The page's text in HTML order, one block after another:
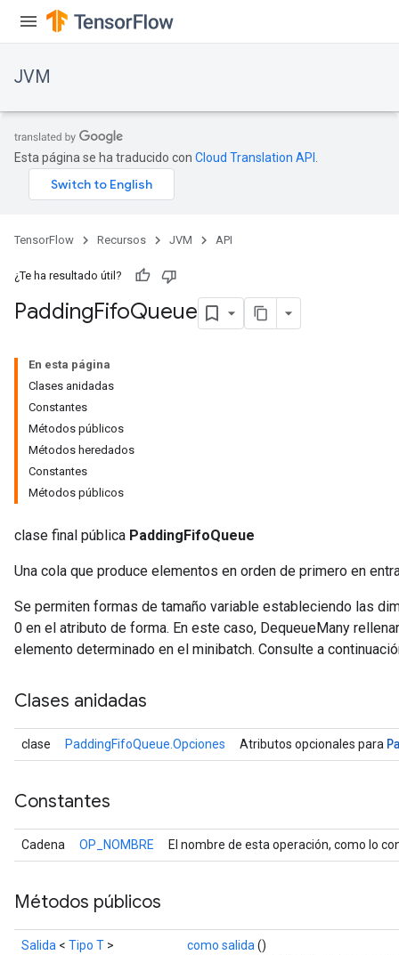
JVM
Esta página se ha traducido con Cloud Translation API
TensorFlow Recursos JVM API
¿Te ha resultado útil?
PaddingFifoQueue
En esta página
Clases anidadas
Constantes
Métodos públicos
Métodos heredados
Constantes
Métodos públicos
clase final pública PaddingFifoQueue
Una cola que produce elementos en orden de primero en
Se permiten formas de tamaño variable estableciendo las
0 en el atributo de forma. En este caso, DequeueMany
elemento determinado en el minibatch. Consulte a
Clases anidadas
clase PaddingFifoQueue.Opciones Atributos opcionales para
Constantes
Cadena OP_NOMBRE El nombre de esta operación, como lo
Métodos públicos
Salida < Tipo T > como salida ()